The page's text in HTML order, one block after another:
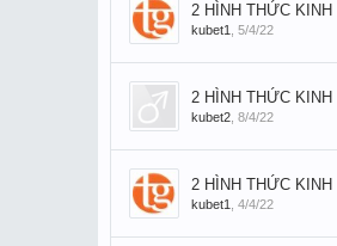
2 HÌNH THỨC
kubet1 5/4/22
2 HÌNH THỨC
kubet2 8/4/22
2 HÌNH THỨC
kubet1 4/4/22